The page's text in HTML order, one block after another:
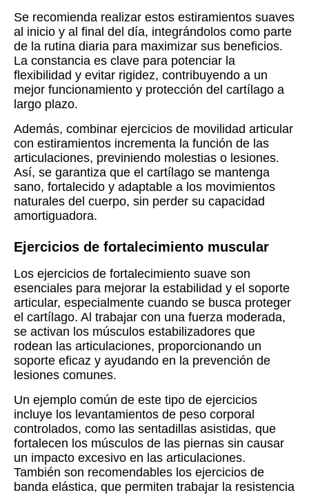
Se recomienda realizar estos estiramientos suaves
al inicio y al final del día, integrándolos como parte
de la rutina diaria para maximizar sus beneficios.
La constancia es clave para potenciar la
flexibilidad y evitar rigidez, contribuyendo a un
mejor funcionamiento y protección del cartílago a
largo plazo.
Además, combinar ejercicios de movilidad articular
con estiramientos incrementa la función de las
articulaciones, previniendo molestias o lesiones.
Así, se garantiza que el cartílago se mantenga
sano, fortalecido y adaptable a los movimientos
naturales del cuerpo, sin perder su capacidad
amortiguadora.
Ejercicios de fortalecimiento muscular
Los ejercicios de fortalecimiento suave son
esenciales para mejorar la estabilidad y el soporte
articular, especialmente cuando se busca proteger
el cartílago. Al trabajar con una fuerza moderada,
se activan los músculos estabilizadores que
rodean las articulaciones, proporcionando un
soporte eficaz y ayudando en la prevención de
lesiones comunes.
Un ejemplo común de este tipo de ejercicios
incluye los levantamientos de peso corporal
controlados, como las sentadillas asistidas, que
fortalecen los músculos de las piernas sin causar
un impacto excesivo en las articulaciones.
También son recomendables los ejercicios de
banda elástica, que permiten trabajar la resistencia